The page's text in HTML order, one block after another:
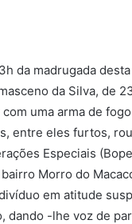
da madrugada
da Silva, de
uma arma de
entre eles furtos,
Especiais
Morro do
em atitude
dando -lhe voz de